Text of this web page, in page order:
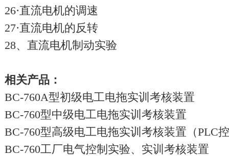
26·直流电机的调速
27·直流电机的反转
28、直流电机制动实验
相关产品：
BC-760A型初级电工电拖实训考核装置
BC-760型中级电工电拖实训考核装置
BC-760型高级电工电拖实训考核装置（PLC
BC-760工厂电气控制实验、实训考核装置